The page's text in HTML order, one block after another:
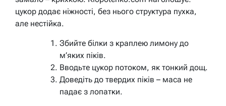
цукор додає ніжності, без нього структура пухка,
але нестійка.
Збийте білки з краплею лимону до
м’яких піків.
Вводьте цукор потоком, як тонкий дощ.
Доведіть до твердих піків – маса не
падає з лопатки.